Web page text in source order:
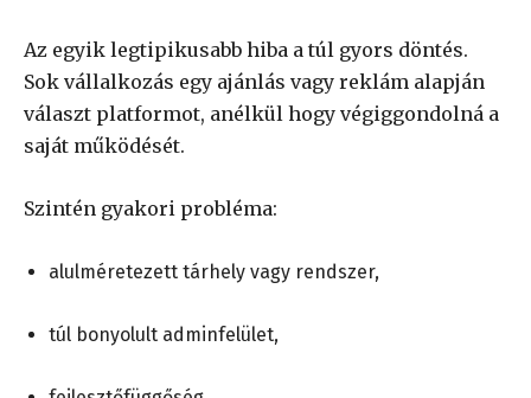
Az egyik legtipikusabb hiba a túl gyors döntés.
Sok vállalkozás egy ajánlás vagy reklám alapján
választ platformot, anélkül hogy végiggondolná a
saját működését.
Szintén gyakori probléma:
alulméretezett tárhely vagy rendszer,
túl bonyolult adminfelület,